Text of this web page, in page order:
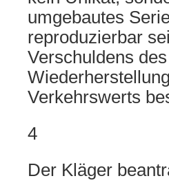
umgebautes
reproduzierbar
Verschuldens
Verkehrswerts
4
Der Kläger